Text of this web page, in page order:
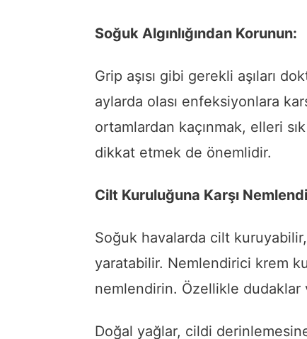
Soğuk Algınlığından Korunun:
Grip aşısı gibi gerekli aşıları
aylarda olası enfeksiyonlara
ortamlardan kaçınmak, elleri
dikkat etmek de önemlidir.
Cilt Kuruluğuna Karşı
Soğuk havalarda cilt
yaratabilir. Nemlendirici krem
nemlendirin. Özellikle
Doğal yağlar, cildi